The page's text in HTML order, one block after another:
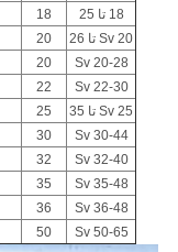
18 تا 25
18
Sv 20 تا 26
20
Sv 20-28
20
Sv 22-30
22
Sv 25 تا 35
25
Sv 30-44
30
Sv 32-40
32
Sv 35-48
35
Sv 36-48
36
Sv 50-65
50